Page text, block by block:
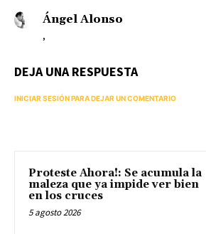
Ángel Alonso
,
DEJA UNA RESPUESTA
INICIAR SESIÓN PARA DEJAR UN COMENTARIO
Proteste Ahora!: Se acumula la
maleza que ya impide ver bien
en los cruces
5 agosto 2026